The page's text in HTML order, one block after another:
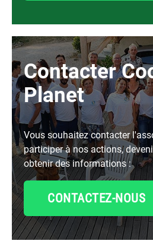
Contacter
Planet
Vous souhaitez contacter
participer à nos actions,
obtenir des informations :
CONTACTEZ-NOUS